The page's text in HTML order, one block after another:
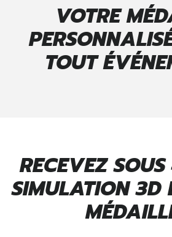
VOTRE
TOUT
RECEVEZ
SIMULATION 3D